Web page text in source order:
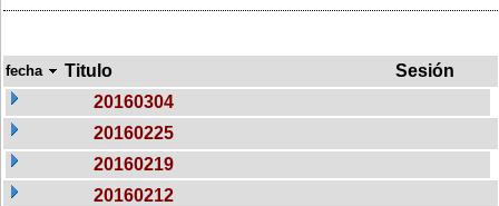
fecha Titulo
Sesión
20160304
20160225
20160219
20160212